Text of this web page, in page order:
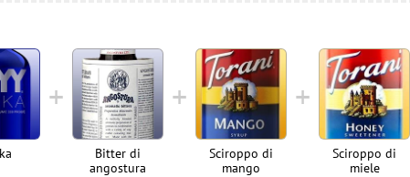
Bitter di
angostura
Sciroppo di
mango
Sciroppo di
miele